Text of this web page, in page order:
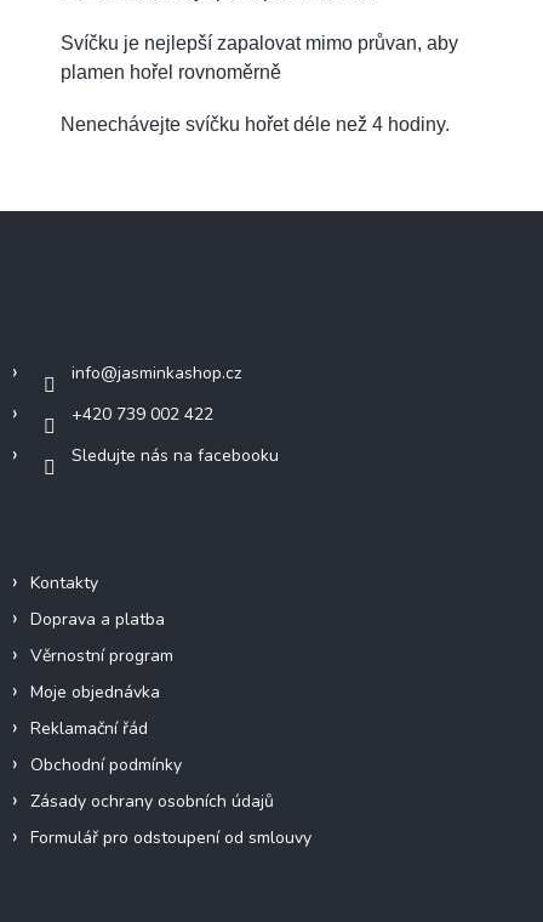
Svíčku je nejlepší zapalovat mimo průvan, aby
plamen hořel rovnoměrně
Nenechávejte svíčku hořet déle než 4 hodiny.
info@jasminkashop.cz
+420 739 002 422
Sledujte nás na facebooku
Kontakty
Doprava a platba
Věrnostní program
Moje objednávka
Reklamační řád
Obchodní podmínky
Zásady ochrany osobních údajů
Formulář pro odstoupení od smlouvy